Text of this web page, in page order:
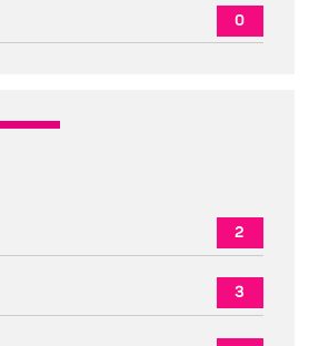
0
2
3